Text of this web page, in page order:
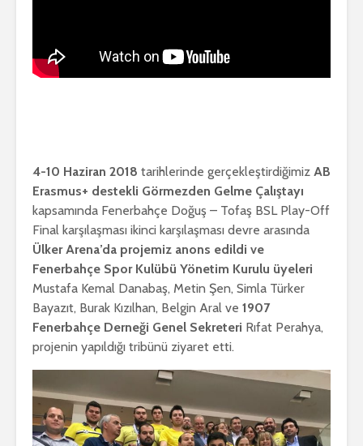
4-10 Haziran 2018 tarihlerinde gerçekleştirdiğimiz AB
Erasmus+ destekli Görmezden Gelme Çalıştayı
kapsamında Fenerbahçe Doğuş – Tofaş BSL Play-Off
Final karşılaşması ikinci karşılaşması devre arasında
Ülker Arena’da projemiz anons edildi ve
Fenerbahçe Spor Kulübü Yönetim Kurulu üyeleri
Mustafa Kemal Danabaş, Metin Şen, Simla Türker
Bayazıt, Burak Kızılhan, Belgin Aral ve 1907
Fenerbahçe Derneği Genel Sekreteri Rıfat Perahya,
projenin yapıldığı tribünü ziyaret etti.